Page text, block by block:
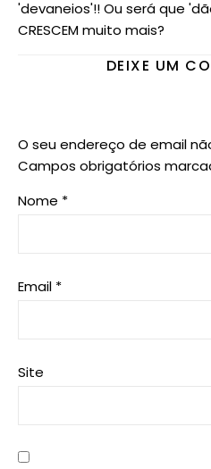
'devaneios'!! Ou será que
CRESCEM muito mais?
DEIXE UM
O seu endereço de email
Campos obrigatórios
Nome *
Email *
Site